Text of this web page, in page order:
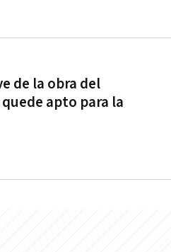
de la obra del
apto para la